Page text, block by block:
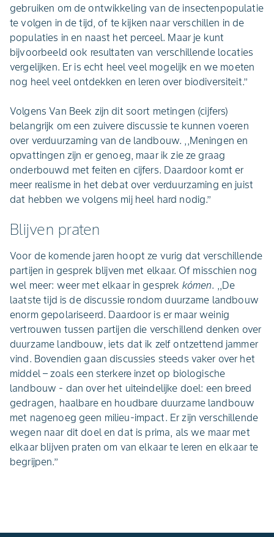
gebruiken om de ontwikkeling van de insectenpopulatie
te volgen in de tijd, of te kijken naar verschillen in de
populaties in en naast het perceel. Maar je kunt
bijvoorbeeld ook resultaten van verschillende locaties
vergelijken. Er is echt heel veel mogelijk en we moeten
nog heel veel ontdekken en leren over biodiversiteit.’’
Volgens Van Beek zijn dit soort metingen (cijfers)
belangrijk om een zuivere discussie te kunnen voeren
over verduurzaming van de landbouw. ,,Meningen en
opvattingen zijn er genoeg, maar ik zie ze graag
onderbouwd met feiten en cijfers. Daardoor komt er
meer realisme in het debat over verduurzaming en juist
dat hebben we volgens mij heel hard nodig.’’
Blijven praten
Voor de komende jaren hoopt ze vurig dat verschillende
partijen in gesprek blijven met elkaar. Of misschien nog
wel meer: weer met elkaar in gesprek kómen. ,,De
laatste tijd is de discussie rondom duurzame landbouw
enorm gepolariseerd. Daardoor is er maar weinig
vertrouwen tussen partijen die verschillend denken over
duurzame landbouw, iets dat ik zelf ontzettend jammer
vind. Bovendien gaan discussies steeds vaker over het
middel – zoals een sterkere inzet op biologische
landbouw - dan over het uiteindelijke doel: een breed
gedragen, haalbare en houdbare duurzame landbouw
met nagenoeg geen milieu-impact. Er zijn verschillende
wegen naar dit doel en dat is prima, als we maar met
elkaar blijven praten om van elkaar te leren en elkaar te
begrijpen.’’